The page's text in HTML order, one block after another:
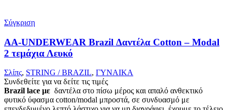
Σύγκριση
AA-UNDERWEAR Brazil Δαντέλα Cotton – Modal
2 τεμάχια Λευκό
Σλίπς, STRING / BRAZIL, ΓΥΝΑΙΚΑ
Συνδεθείτε για να δείτε τις τιμές
Brazil lace με δαντέλα στο πίσω μέρος και απαλό ανθεκτικό
φυτικό ύφασμα cotton/modal μπροστά, σε συνδυασμό με